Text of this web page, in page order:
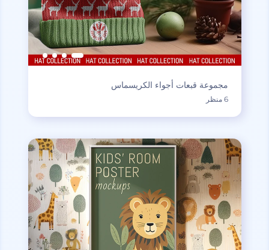
مجموعة قبعات أجواء الكريسماس
6 منظر